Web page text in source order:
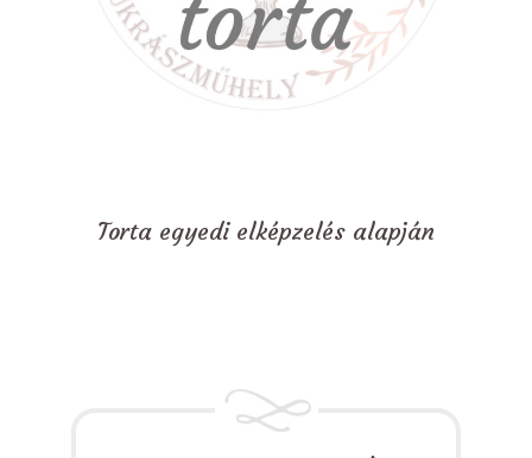
Torta egyedi elképzelés alapján